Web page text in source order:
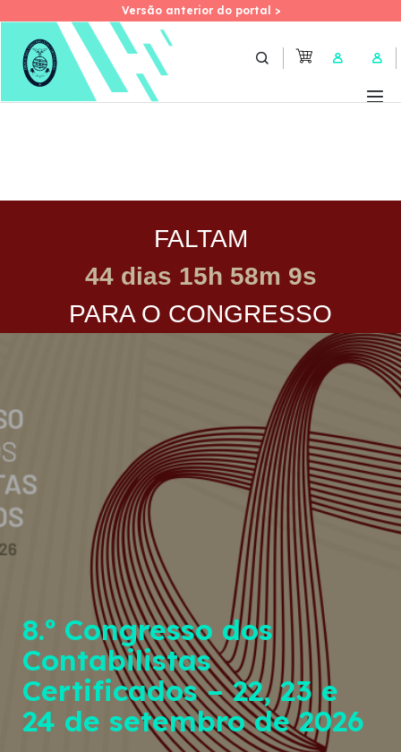
Skip
Versão anterior do portal >
Versão anterior do portal >
User
FALTAM
44 dias 15h 58m 9s
PARA O CONGRESSO
8.º Congresso dos
Contabilistas
Certificados – 22, 23 e
24 de setembro de 2026